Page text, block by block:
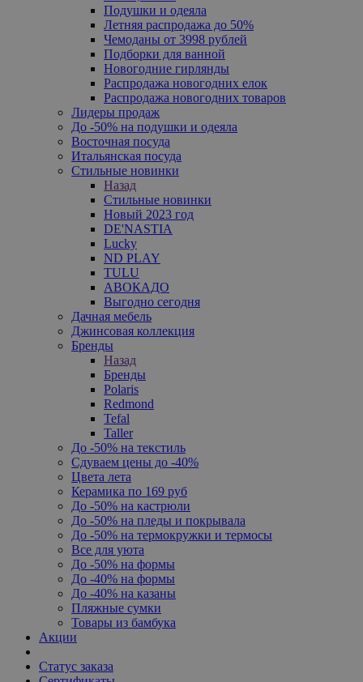
Подушки и одеяла
Летняя распродажа до 50%
Чемоданы от 3998 рублей
Подборки для ванной
Новогодние гирлянды
Распродажа новогодних елок
Распродажа новогодних товаров
Лидеры продаж
До -50% на подушки и одеяла
Восточная посуда
Итальянская посуда
Стильные новинки
Назад
Стильные новинки
Новый 2023 год
DE'NASTIA
Lucky
ND PLAY
TULU
АВОКАДО
Выгодно сегодня
Дачная мебель
Джинсовая коллекция
Бренды
Назад
Бренды
Polaris
Redmond
Tefal
Taller
До -50% на текстиль
Сдуваем цены до -40%
Цвета лета
Керамика по 169 руб
До -50% на кастрюли
До -50% на пледы и покрывала
До -50% на термокружки и термосы
Все для уюта
До -50% на формы
До -40% на формы
До -40% на казаны
Пляжные сумки
Товары из бамбука
Акции
Статус заказа